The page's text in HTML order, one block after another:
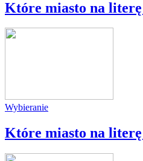
Które miasto na
Wybieranie
Które miasto na